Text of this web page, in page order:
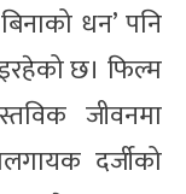
धन’ पनि
छ। फिल्म
जीवनमा
दर्जीको